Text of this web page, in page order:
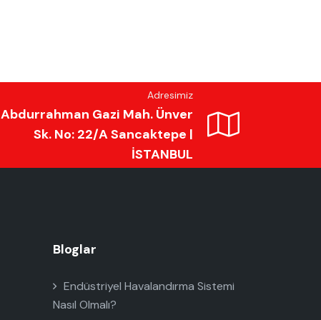
Adresimiz
Abdurrahman Gazi Mah. Ünver
Sk. No: 22/A Sancaktepe |
İSTANBUL
Bloglar
Endüstriyel Havalandırma Sistemi
Nasıl Olmalı?